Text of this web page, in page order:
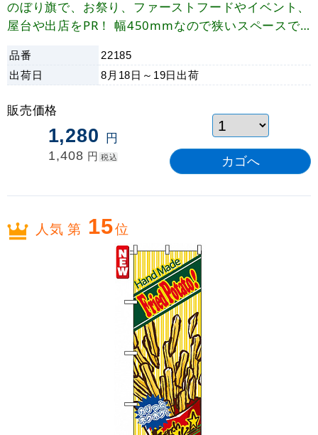
のぼり旗で、お祭り、ファーストフードやイベント、
屋台や出店をPR！ 幅450mmなので狭いスペースで
品番 22185
出荷日 8月18日～19日 出荷
販売価格
1,280 円
1,408 円 税込
人気 第 15位